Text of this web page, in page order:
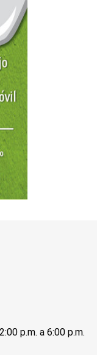
p.m. a 6:00 p.m.